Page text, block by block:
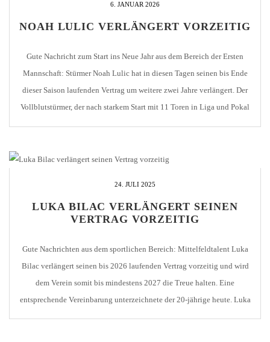
6. JANUAR 2026
NOAH LULIC VERLÄNGERT VORZEITIG
Gute Nachricht zum Start ins Neue Jahr aus dem Bereich der Ersten
Mannschaft: Stürmer Noah Lulic hat in diesen Tagen seinen bis Ende
dieser Saison laufenden Vertrag um weitere zwei Jahre verlängert. Der
Vollblutstürmer, der nach starkem Start mit 11 Toren in Liga und Pokal
24. JULI 2025
LUKA BILAC VERLÄNGERT SEINEN
VERTRAG VORZEITIG
Gute Nachrichten aus dem sportlichen Bereich: Mittelfeldtalent Luka
Bilac verlängert seinen bis 2026 laufenden Vertrag vorzeitig und wird
dem Verein somit bis mindestens 2027 die Treue halten. Eine
entsprechende Vereinbarung unterzeichnete der 20-jährige heute. Luka